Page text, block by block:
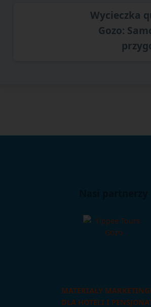
Wycieczka
Gozo:
MATERIAŁY
DLA HOTELI I